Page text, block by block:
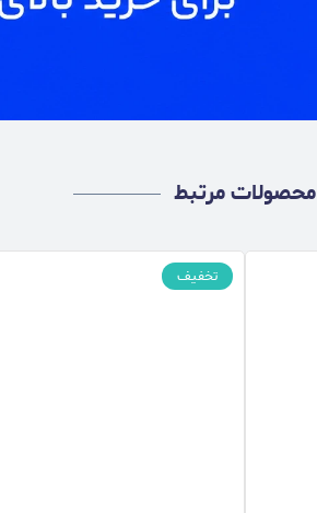
محصولات مرتبط
تخفیف